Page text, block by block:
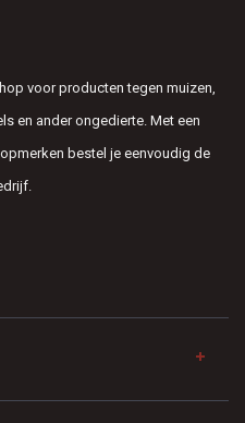
voor producten tegen muizen,
en ander ongedierte. Met een
bestel je eenvoudig de